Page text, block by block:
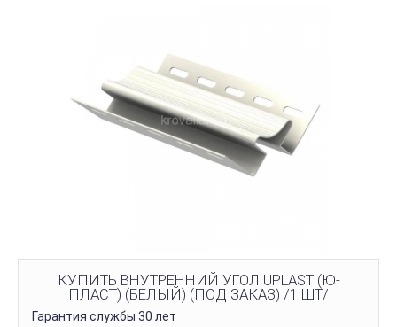
КУПИТЬ ВНУТРЕННИЙ УГОЛ UPLAST (Ю-
ПЛАСТ) (БЕЛЫЙ) (ПОД ЗАКАЗ) /1 ШТ/
Гарантия службы 30 лет